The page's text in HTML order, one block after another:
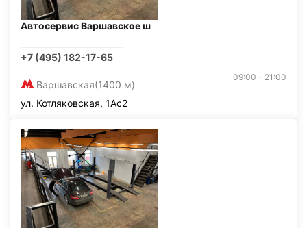
Автосервис Варшавское ш
+7 (495) 182-17-65
Варшавская(1400 м)
09:00 - 21:00
ул. Котляковская, 1Ас2